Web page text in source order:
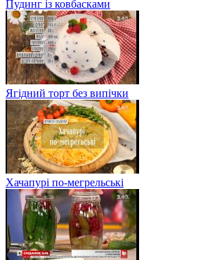
Пудинг із ковбасками
Ягідний торт без випічки
Хачапурі по-мегрельські